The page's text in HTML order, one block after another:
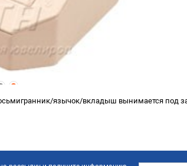
язычок/вкладыш вынимается под